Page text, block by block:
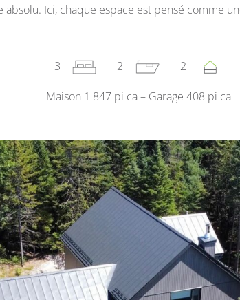
Ici, chaque espace est pensé comme
3 2
2
Maison 1 847 pi ca – Garage 408 pi ca